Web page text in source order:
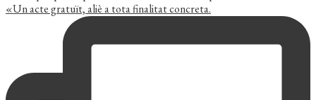
«Un acte gratuït, aliè a tota finalitat concreta.